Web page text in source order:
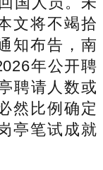
文将不竭拾
知布告，南
年公开聘
聘请人数或
然比例确定
亭笔试成就